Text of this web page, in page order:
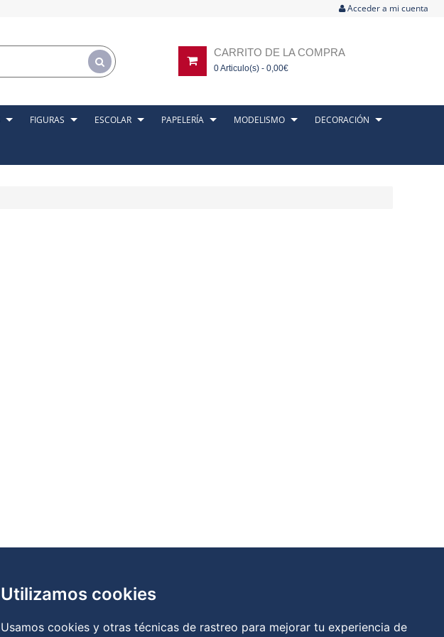
Utilizamos cookies
Usamos cookies y otras técnicas de rastreo para mejorar tu experiencia de
Acceder a mi cuenta
CARRITO DE LA COMPRA
0Articulo(s) - 0,00€
FIGURAS ESCOLAR PAPELERÍA MODELISMO DECORACIÓN
Condiciones generales de venta| Política de cookies|RGPD